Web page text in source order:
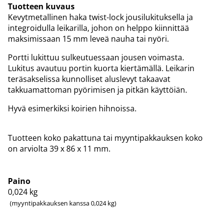
Tuotteen kuvaus
Kevytmetallinen haka twist-lock jousilukituksella ja
integroidulla leikarilla, johon on helppo kiinnittää
maksimissaan 15 mm leveä nauha tai nyöri.
Portti lukittuu sulkeutuessaan jousen voimasta.
Lukitus avautuu portin kuorta kiertämällä. Leikarin
teräsakselissa kunnolliset aluslevyt takaavat
takkuamattoman pyörimisen ja pitkän käyttöiän.
Hyvä esimerkiksi koirien hihnoissa.
Tuotteen koko pakattuna tai myyntipakkauksen koko
on arviolta 39 x 86 x 11 mm.
Paino
0,024 kg
(myyntipakkauksen kanssa 0,024 kg)